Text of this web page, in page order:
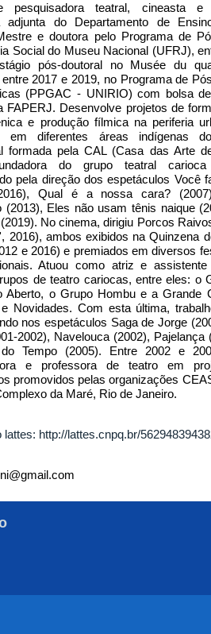
pesquisadora teatral, cineasta e
adjunta do Departamento de
e doutora pelo Programa de
Social do Museu Nacional (UFRJ),
pós-doutoral no Musée du
2017 e 2019, no Programa de
(PPGAC - UNIRIO) com bolsa
FAPERJ. Desenvolve projetos de
e produção fílmica na periferia
em diferentes áreas indígenas
formada pela CAL (Casa das Arte
do grupo teatral
pela direção dos espetáculos Você
Qual é a nossa cara?
(2013), Eles não usam tênis naique
No cinema, dirigiu Porcos
2016), ambos exibidos na Quinzena
e 2016) e premiados em diversos
Atuou como atriz e
de teatro cariocas, entre eles: o
Aberto, o Grupo Hombu e a Grande
Novidades. Com esta última,
nos espetáculos Saga de Jorge
2002), Navelouca (2002), Pajelança
Tempo (2005). Entre 2002 e
e professora de teatro em
promovidos pelas organizações
da Maré, Rio de Janeiro.
lattes: http://lattes.cnpq.br/